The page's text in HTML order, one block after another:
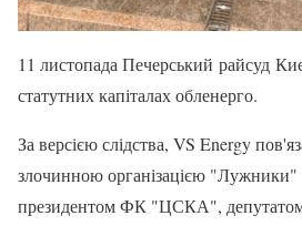
11 листопада Печерський райсуд
статутних капіталах обленерго.
За версією слідства, VS Energy
злочинною організацією "Лужники"
президентом ФК "ЦСКА",